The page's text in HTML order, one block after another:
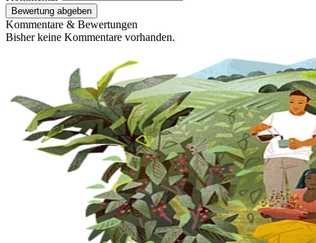
Bewertung abgeben
Kommentare & Bewertungen
Bisher keine Kommentare vorhanden.